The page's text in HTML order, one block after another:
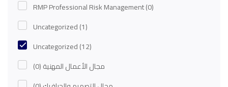
RMP Professional Risk Management(0)
Uncategorized(1)
Uncategorized(12)
مجال الأعمال المهنية(0)